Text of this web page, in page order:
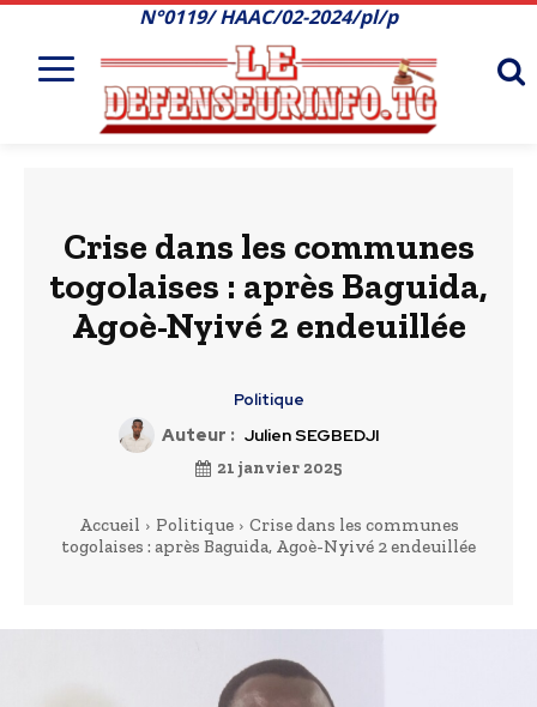
N°0119/ HAAC/02-2024/pl/p
Crise dans les communes
togolaises : après Baguida,
Agoè-Nyivé 2 endeuillée
Politique
Auteur : Julien SEGBEDJI
21 janvier 2025
Accueil Politique
Crise dans les communes
togolaises : après Baguida, Agoè-Nyivé 2 endeuillée